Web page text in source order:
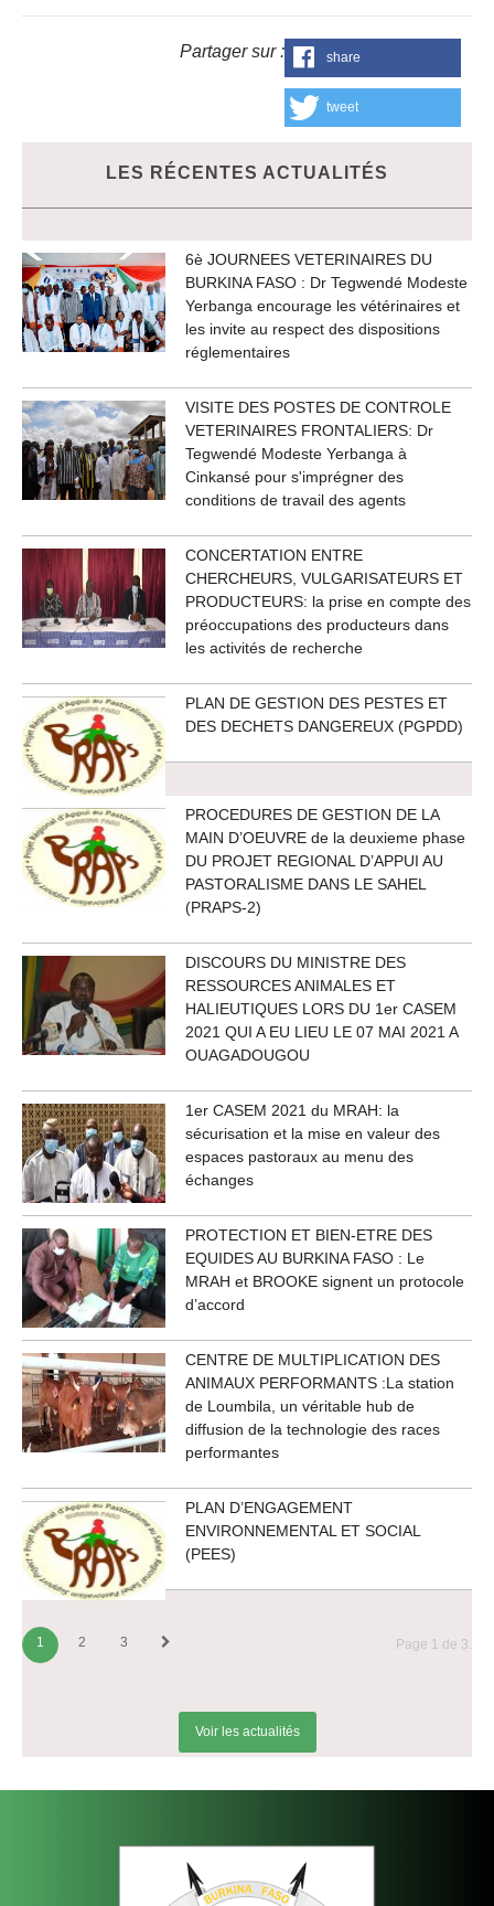
Partager sur : share
tweet
LES RÉCENTES ACTUALITÉS
6è JOURNEES VETERINAIRES DU
BURKINA FASO : Dr Tegwendé Modeste
Yerbanga encourage les vétérinaires et
les invite au respect des dispositions
réglementaires
VISITE DES POSTES DE CONTROLE
VETERINAIRES FRONTALIERS: Dr
Tegwendé Modeste Yerbanga à
Cinkansé pour s'imprégner des
conditions de travail des agents
CONCERTATION ENTRE
CHERCHEURS, VULGARISATEURS ET
PRODUCTEURS: la prise en compte des
préoccupations des producteurs dans
les activités de recherche
PLAN DE GESTION DES PESTES ET
DES DECHETS DANGEREUX (PGPDD)
PROCEDURES DE GESTION DE LA
MAIN D’OEUVRE de la deuxieme phase
DU PROJET REGIONAL D’APPUI AU
PASTORALISME DANS LE SAHEL
(PRAPS-2)
DISCOURS DU MINISTRE DES
RESSOURCES ANIMALES ET
HALIEUTIQUES LORS DU 1er CASEM
2021 QUI A EU LIEU LE 07 MAI 2021 A
OUAGADOUGOU
1er CASEM 2021 du MRAH: la
sécurisation et la mise en valeur des
espaces pastoraux au menu des
échanges
PROTECTION ET BIEN-ETRE DES
EQUIDES AU BURKINA FASO : Le
MRAH et BROOKE signent un protocole
d’accord
CENTRE DE MULTIPLICATION DES
ANIMAUX PERFORMANTS :La station
de Loumbila, un véritable hub de
diffusion de la technologie des races
performantes
PLAN D’ENGAGEMENT
ENVIRONNEMENTAL ET SOCIAL
(PEES)
Page 1 de 3.
1 2 3
Voir les actualités